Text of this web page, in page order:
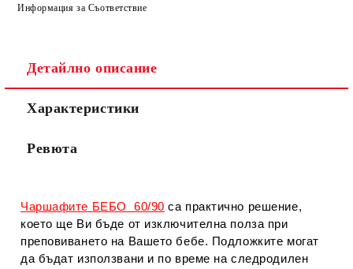
Съгласен съм сПолитиката за лични данни
Ние ще се свържем с вас в рамките на работния ден.
Информация за Съответствие
Детайлно описание
Характеристики
Ревюта
Чаршафите БЕБО 60/90 са практично решение,
което ще Ви бъде от изключителна полза при
преповиването на Вашето бебе. Подложките могат
да бъдат използвани и по време на следродилен